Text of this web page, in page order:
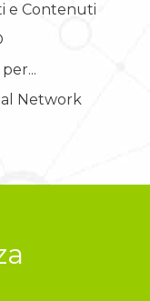
e Contenuti
Network